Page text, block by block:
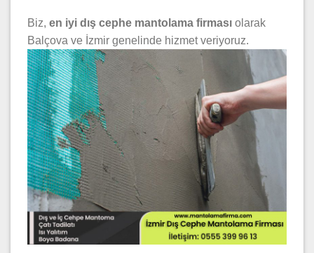
Biz, en iyi dış cephe mantolama firması olarak
Balçova ve İzmir genelinde hizmet veriyoruz.